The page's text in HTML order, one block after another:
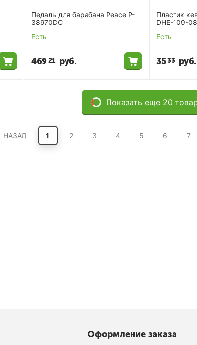
Педаль для барабана Peace P-
38970DC
Есть
46921 руб.
Пластик
DHE-109-08
Есть
3533 руб.
Показать еще 20
НАЗАД 1 2 3 4 5 6 7
Оформление заказа